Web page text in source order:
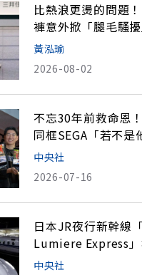
比熱浪更燙的問題
褲意外掀「腿毛騷
懂抗暑保命4原則
黃泓瑜
2026-08-02
不忘30年前救命恩
同框SEGA「若不是
有今天的輝達」
中央社
2026-07-16
日本JR夜行新幹線
Lumiere Express
停靠點、票價及販售
中央社